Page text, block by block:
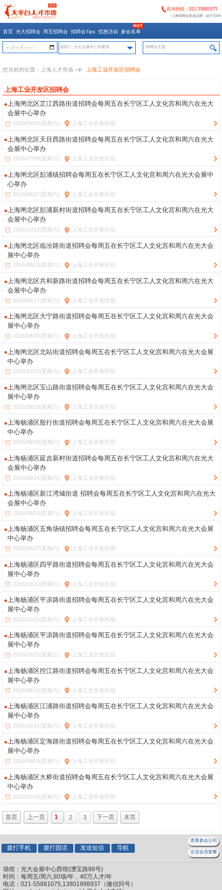
咨询热线： 021-55881075
上海招聘会首选品牌，始于2009
首页 光大招聘会 周五招聘会 招聘会Tips 优惠活动 参会名单
场馆1：光大会展中心华夏馆
您当前的位置： 上海人才市场 >> 上海工业开发区招聘会
上海工业开发区招聘会
上海闸北区芷江西路街道招聘会每周五在长宁区工人文化宫和周六在光大
会展中心举办
2016/09/03(星期六) 上海工业开发区招
上海闸北区天目西路街道招聘会每周五在长宁区工人文化宫和周六在光大
会展中心举办
2016/07/09(星期六) 上海工业开发区招
上海闸北区彭浦镇招聘会每周五在长宁区工人文化宫和周六在光大会展中
心举办
2016/09/17(星期六) 上海工业开发区招
上海闸北区彭浦新村街道招聘会每周五在长宁区工人文化宫和周六在光大
会展中心举办
2016/11/12(星期六) 上海工业开发区招
上海闸北区临汾路街道招聘会每周五在长宁区工人文化宫和周六在光大会
展中心举办
2016/08/13(星期六) 上海工业开发区招
上海闸北区共和新路街道招聘会每周五在长宁区工人文化宫和周六在光大
会展中心举办
2016/09/17(星期六) 上海工业开发区招
上海闸北区大宁路街道招聘会每周五在长宁区工人文化宫和周六在光大会
展中心举办
2016/08/20(星期六) 上海工业开发区招
上海闸北区北站街道招聘会每周五在长宁区工人文化宫和周六在光大会展
中心举办
2016/10/22(星期六) 上海工业开发区招
上海闸北区宝山路街道招聘会每周五在长宁区工人文化宫和周六在光大会
展中心举办
2016/09/10(星期六) 上海工业开发区招
上海杨浦区殷行街道招聘会每周五在长宁区工人文化宫和周六在光大会展
中心举办
2016/08/20(星期六) 上海工业开发区招
上海杨浦区延吉新村街道招聘会每周五在长宁区工人文化宫和周六在光大
会展中心举办
2016/09/24(星期六) 上海工业开发区招
上海杨浦区新江湾城街道 招聘会每周五在长宁区工人文化宫和周六在光大
会展中心举办
2016/09/24(星期六) 上海工业开发区招
上海杨浦区五角场镇招聘会每周五在长宁区工人文化宫和周六在光大会展
中心举办
2016/08/27(星期六) 上海工业开发区招
上海杨浦区四平路街道招聘会每周五在长宁区工人文化宫和周六在光大会
展中心举办
2016/10/22(星期六) 上海工业开发区招
上海杨浦区平凉路街道招聘会每周五在长宁区工人文化宫和周六在光大会
展中心举办
2016/10/15(星期六) 上海工业开发区招
上海杨浦区平凉路街道招聘会每周五在长宁区工人文化宫和周六在光大会
展中心举办
2016/10/15(星期六) 上海工业开发区招
上海杨浦区控江路街道招聘会每周五在长宁区工人文化宫和周六在光大会
展中心举办
2016/09/10(星期六) 上海工业开发区招
上海杨浦区江浦路街道招聘会每周五在长宁区工人文化宫和周六在光大会
展中心举办
2016/10/15(星期六) 上海工业开发区招
上海杨浦区定海路街道招聘会每周五在长宁区工人文化宫和周六在光大会
展中心举办
2016/09/03(星期六) 上海工业开发区招
上海杨浦区大桥街道招聘会每周五在长宁区工人文化宫和周六在光大会展
中心举办
2019/10/26(星期六) 上海工业开发区招
首页 上一页 1 2 3 下一页 末页
拨打手机 拨打固话 发送短信 导航
查看参会公司
企业会员套餐
场馆：光大会展中心西馆(漕宝路88号)
时间：每周五/周六,80场/年，40万人才/年
电话：021-55881075,13801998937（微信同号）